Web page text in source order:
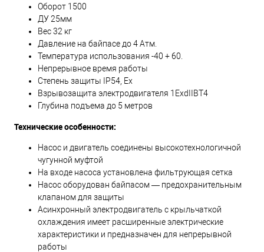
Оборот 1500
ДУ 25мм
Вес 32 кг
Давление на байпасе до 4 Атм.
Температура использования -40 + 60.
Непрерывное время работы
Степень защиты IP54, Ex
Взрывозащита электродвигателя 1ExdIIBT4
Глубина подъема до 5 метров
Технические особенности:
Насос и двигатель соединены высокотехнологичной
чугунной муфтой
На входе насоса установлена фильтрующая сетка
Насос оборудован байпасом — предохранительным
клапаном для защиты
Асинхронный электродвигатель с крыльчаткой
охлаждения имеет расширенные электрические
характеристики и предназначен для непрерывной
работы